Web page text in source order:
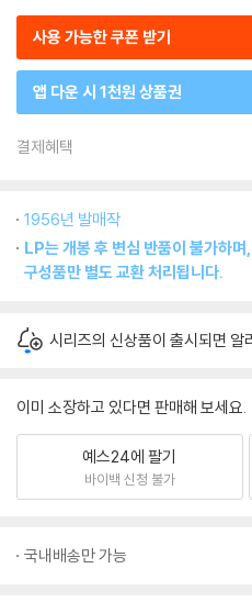
사용 가능한 쿠폰 받기
앱 다운 시 1천원 상품권
결제혜택
1956년 발매작
LP는 개봉 후 변심 반품이 불가하
구성품만 별도 교환 처리됩니다.
시리즈의 신상품이 출시되면 알
이미 소장하고 있다면 판매해 보세요.
예스24에 팔기
바이백 신청 불가
국내배송만 가능